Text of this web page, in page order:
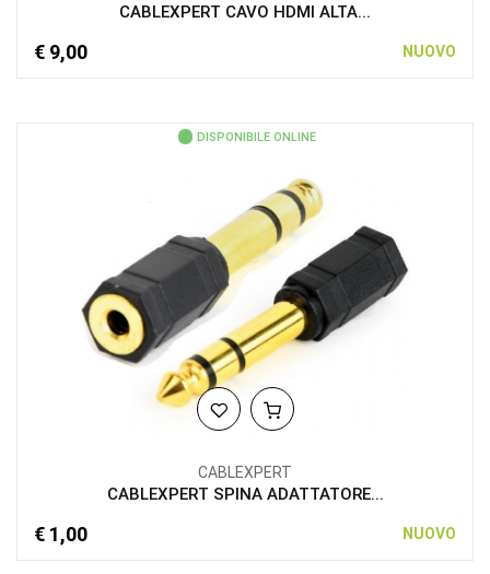
CABLEXPERT CAVO HDMI ALTA...
€ 9,00 NUOVO
DISPONIBILE ONLINE
CABLEXPERT
CABLEXPERT SPINA ADATTATORE...
€ 1,00 NUOVO